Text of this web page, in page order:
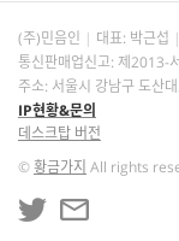
(주)민음인 대표: 박근섭
통신판매업신고: 제2013-
주소: 서울시 강남구 도산
IP현황&문의
데스크탑 버전
©황금가지 All rights